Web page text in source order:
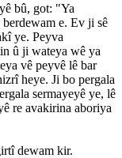
bû, got: "Ya
e. Ev ji sê
ye. Peyva
û ji wateya wê ya
vê peyvê lê bar
heye. Ji bo pergala
sermayeyê ye, lê
re avakirina aboriya
dewam kir.